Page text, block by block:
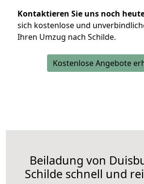
Kontaktieren Sie uns noch
sich kostenlose und
Ihren Umzug nach Schilde.
Kostenlose Angebote
Beiladung von
Schilde schnell und